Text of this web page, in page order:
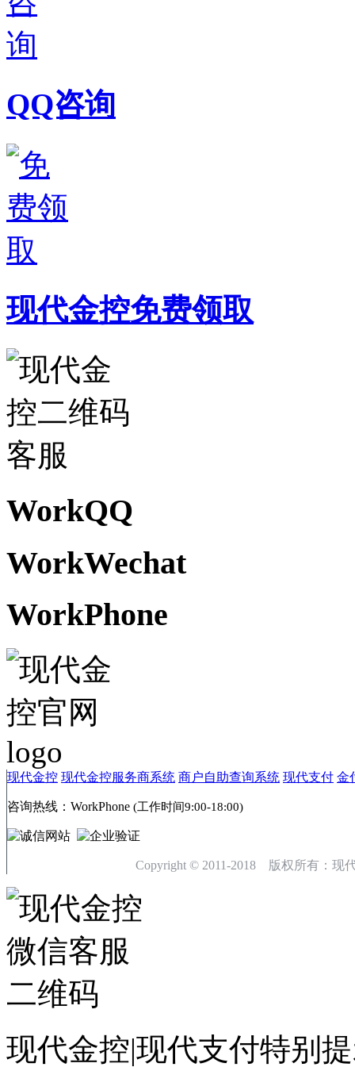
QQ咨询
现代金控免费领取
WorkQQ
WorkWechat
WorkPhone
现代金控 现代金控服务商系统 商户自助查询系统 现代支付 金
咨询热线： WorkPhone (工作时间9:00-18:00)
Copyright © 2011-2018 版权所有：
现代金控|现代支付特别